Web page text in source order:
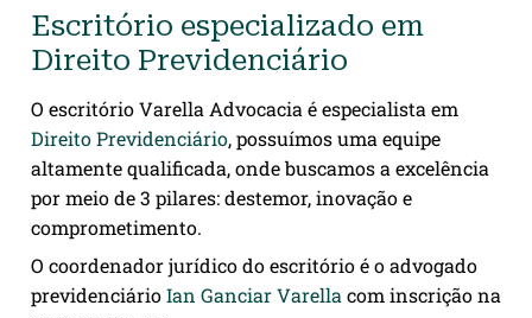
Escritório especializado em
Direito Previdenciário
O escritório Varella Advocacia é especialista em
Direito Previdenciário, possuímos uma equipe
altamente qualificada, onde buscamos a excelência
por meio de 3 pilares: destemor, inovação e
comprometimento.
O coordenador jurídico do escritório é o advogado
previdenciárioIan Ganciar Varellacom inscrição na